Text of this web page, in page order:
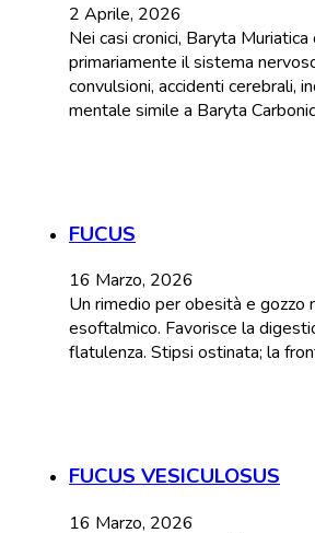
2 Aprile, 2026
Nei casi cronici, Baryta Muriatica
primariamente il sistema
convulsioni, accidenti cerebrali,
mentale simile a Baryta
FUCUS
16 Marzo, 2026
Un rimedio per obesità e gozzo
esoftalmico. Favorisce la
flatulenza. Stipsi ostinata; la
FUCUS VESICULOSUS
16 Marzo, 2026